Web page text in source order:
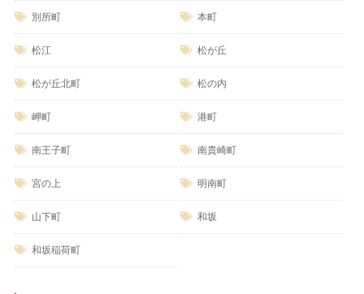
別所町 本町
松江 松が丘
松が丘北町 松の内
岬町 港町
南王子町 南貴崎町
宮の上 明南町
山下町 和坂
和坂稲荷町